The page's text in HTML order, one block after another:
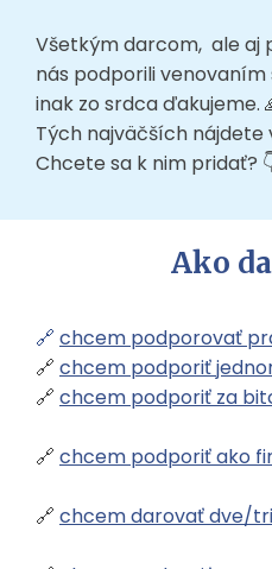
Všetkým darcom, ale
nás podporili venovaním
inak zo srdca ďakujeme.
Tých najväčších nájdete
Chcete sa k nim pridať?
Ako
🔗 chcem podporovať
🔗 chcem podporiť
🔗 chcem podporiť za
🔗 chcem podporiť ako
🔗 chcem darovať dve/